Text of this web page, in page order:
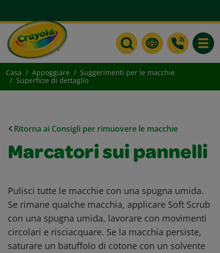
Casa Appoggiare
Suggerimenti per le macchie
Superficie di dettaglio
Ritorna ai Consigli per rimuovere le macchie
Marcatori sui pannelli
Pulisci tutte le macchie con una spugna umida.
Se rimane qualche macchia, applicare Soft Scrub
con una spugna umida, lavorare con movimenti
circolari e risciacquare. Se la macchia persiste,
saturare un batuffolo di cotone con un solvente